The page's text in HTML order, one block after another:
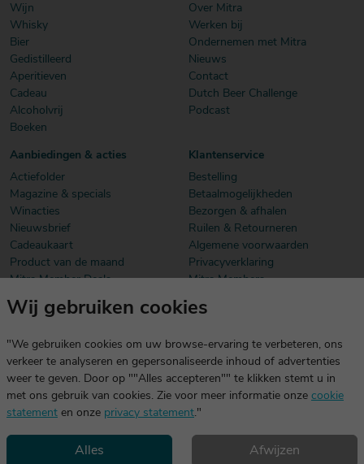
Wijn
Whisky
Bier
Gedistilleerd
Aperitieven
Cadeau
Alcoholvrij
Boeken
Over Mitra
Werken bij
Ondernemen met Mitra
Nieuws
Contact
Dutch Beer Challenge
Podcast
Aanbiedingen & acties
Actiefolder
Magazine & specials
Winacties
Nieuwsbrief
Cadeaukaart
Product van de maand
Mitra Member Deals
Klantenservice
Bestelling
Betaalmogelijkheden
Bezorgen & afhalen
Ruilen & Retourneren
Algemene voorwaarden
Privacyverklaring
Mitra Members
Download onze app
dezelfde gegevens die je voor mitra.nl gebruikt.
Wij gebruiken cookies
"We gebruiken cookies om uw browse-ervaring te verbeteren, ons
verkeer te analyseren en gepersonaliseerde inhoud of advertenties
weer te geven. Door op ""Alles accepteren"" te klikken stemt u in
met ons gebruik van cookies. Zie voor meer informatie onze cookie
statement en onze privacy statement."
Alles Afwijzen